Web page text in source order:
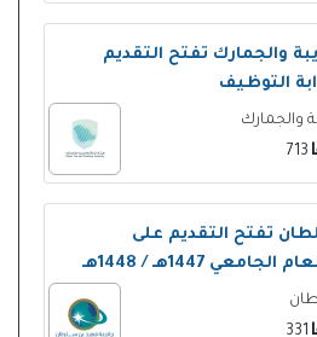
والجمارك تفتح التقديم
التوظيف
والجمارك
تفتح التقديم على
1447هـ / 1448هـ